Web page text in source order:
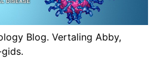
Blog. Vertaling Abby,